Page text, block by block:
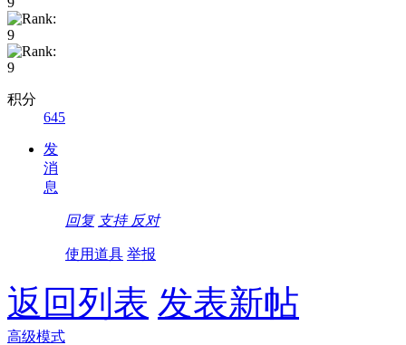
积分
645
发
消
息
回复 支持 反对
使用道具 举报
返回列表 发表新帖
高级模式